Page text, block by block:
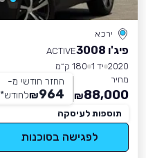
ירכא
פיג'ו 3008
ACTIVE
2020 יד 1
180 ק״מ
מחיר
88,000
₪
החזר חודשי מ-
964
₪לחודש*
תוספות לעיסקה
לפגישה בסוכנות